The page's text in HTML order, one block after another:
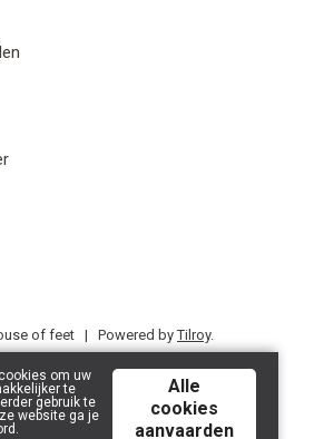
of feet | Powered byTilroy.
om uw
te
gebruik te
website ga je
Alle
cookies
aanvaarden